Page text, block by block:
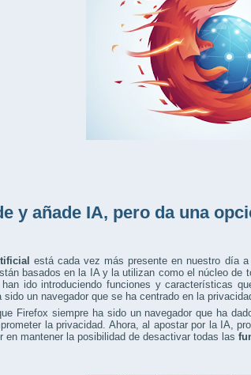
y añade IA, pero da una
está cada vez más presente en nuestro día
basados en la IA y la utilizan como el núcleo de
ido introduciendo funciones y características
sido un navegador que se ha centrado en la
Firefox siempre ha sido un navegador que ha
la privacidad. Ahora, al apostar por la IA,
en mantener la posibilidad de desactivar todas las